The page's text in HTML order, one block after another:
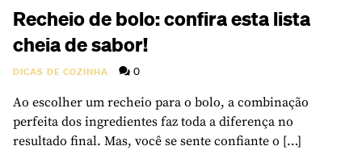
Recheio de bolo: confira esta lista
cheia de sabor!
DICAS DE COZINHA 0
Ao escolher um recheio para o bolo, a combinação
perfeita dos ingredientes faz toda a diferença no
resultado final. Mas, você se sente confiante o […]